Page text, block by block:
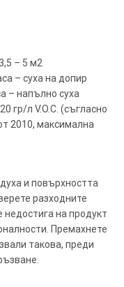
– 5 м2
– суха на допир
– напълно суха
гр/л V.O.C. (съгласно
2010, максимална
и повърхността
разходните
на продукт
Премахнете
такова, преди